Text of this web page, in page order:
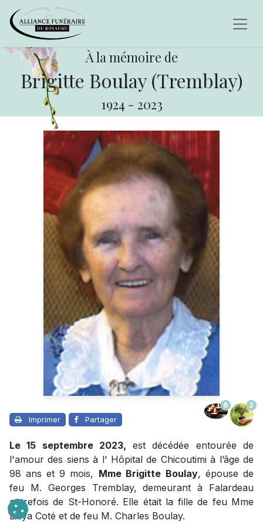
À la mémoire de
Brigitte Boulay (Tremblay)
1924 - 2023
Imprimer Partager
6 2
Le 15 septembre 2023, est décédée entourée de
l'amour des siens à l' Hôpital de Chicoutimi à l’âge de
98 ans et 9 mois, Mme Brigitte Boulay, épouse de
feu M. Georges Tremblay, demeurant à Falardeau
autrefois de St-Honoré. Elle était la fille de feu Mme
Lidya Coté et de feu M. Charles Boulay.